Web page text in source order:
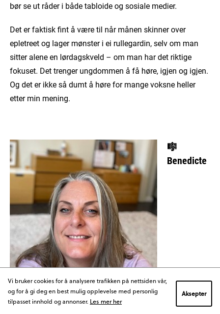
bør se ut råder i både tabloide og sosiale medier.
Det er faktisk fint å være til når månen skinner over
epletreet og lager mønster i ei rullegardin, selv om man
sitter alene en lørdagskveld – om man har det riktige
fokuset. Det trenger ungdommen å få høre, igjen og igjen.
Og det er ikke så dumt å høre for mange voksne heller
etter min mening.
Benedicte Swendgaard, sanglærer ved
🎼
Benedicte
Vi bruker cookies for å analysere trafikken på nettsiden vår,
og for å gi deg en best mulig opplevelse med personlig
tilpasset innhold og annonser. Les mer her
Aksepter